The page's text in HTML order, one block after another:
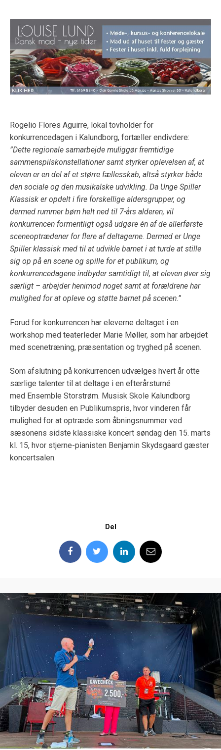
Rogelio Flores Aguirre, lokal tovholder for
konkurrencedagen i Kalundborg, fortæller endivdere:
”Dette regionale samarbejde muliggør fremtidige
sammenspilskonstellationer samt styrker oplevelsen af, at
eleven er en del af et større fællesskab, altså styrker både
den sociale og den musikalske udvikling. Da Unge Spiller
Klassisk er opdelt i fire forskellige aldersgrupper, og
dermed rummer børn helt ned til 7-års alderen, vil
konkurrencen formentligt også udgøre én af de allerførste
sceneoptrædener for flere af deltagerne. Dermed er Unge
Spiller klassisk med til at udvikle barnet i at turde at stille
sig op på en scene og spille for et publikum, og
konkurrencedagene indbyder samtidigt til, at eleven øver sig
særligt – arbejder henimod noget samt at forældrene har
mulighed for at opleve og støtte barnet på scenen.”
Forud for konkurrencen har eleverne deltaget i en
workshop med teaterleder Marie Møller, som har arbejdet
med scenetræning, præsentation og tryghed på scenen.
Som afslutning på konkurrencen udvælges hvert år otte
særlige talenter til at deltage i en efterårsturné
med Ensemble Storstrøm. Musisk Skole Kalundborg
tilbyder desuden en Publikumspris, hvor vinderen får
mulighed for at optræde som åbningsnummer ved
sæsonens sidste klassiske koncert søndag den 15. marts
kl. 15, hvor stjerne-pianisten Benjamin Skydsgaard gæster
koncertsalen.
Del